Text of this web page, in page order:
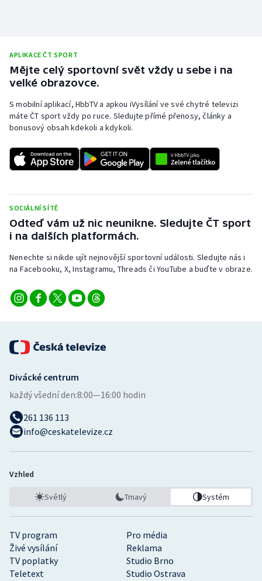
APLIKACE ČT SPORT
Mějte celý sportovní svět vždy u sebe i na
velké obrazovce.
S mobilní aplikací, HbbTV a apkou iVysílání ve své chytré televizi
máte ČT sport vždy po ruce. Sledujte přímé přenosy, články a
bonusový obsah kdekoli a kdykoli.
SOCIÁLNÍ SÍTĚ
Odteď vám už nic neunikne. Sledujte ČT sport
i na dalších platformách.
Nenechte si nikde ujít nejnovější sportovní události. Sledujte nás i
na Facebooku, X, Instagramu, Threads či YouTube a buďte v obraze.
TV program
Pro média
Živé vysílání
Reklama
TV poplatky
Studio Brno
Teletext
Studio Ostrava
Divácké centrum
každý všední den:8:00—16:00 hodin
261 136 113
info@ceskatelevize.cz
Vzhled
Světlý Tmavý Systém